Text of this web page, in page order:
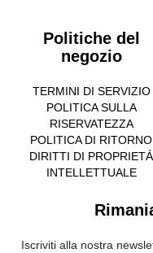
Politiche del
negozio
TERMINI DI SERVIZIO
POLITICA SULLA
RISERVATEZZA
POLITICA DI RITORNO
DIRITTI DI PROPRIETÁ
INTELLETTUALE
Iscriviti alla nostra